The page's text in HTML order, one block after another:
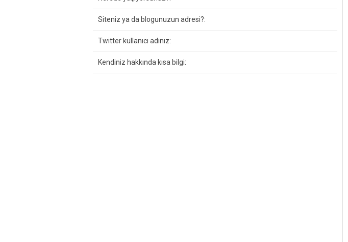
Siteniz ya da blogunuzun adresi?:
Twitter kullanıcı adınız:
Kendiniz hakkında kısa bilgi: